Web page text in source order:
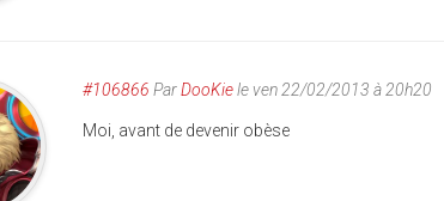
#106866 ParDooKiele ven 22/02/2013 à 20h20
Moi, avant de devenir obèse